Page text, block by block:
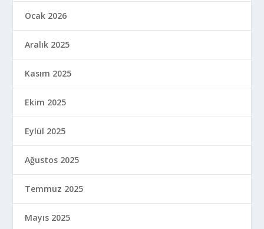
Ocak 2026
Aralık 2025
Kasım 2025
Ekim 2025
Eylül 2025
Ağustos 2025
Temmuz 2025
Mayıs 2025